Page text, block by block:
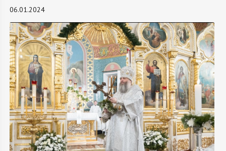
06.01.2024